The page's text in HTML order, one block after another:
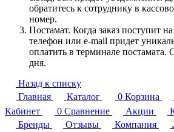
обратитесь к сотруднику в
номер.
Постамат. Когда заказ поступит
телефон или e-mail придет
оплатить в терминале
дня.
Назад к списку
Главная
Каталог 0 Корзина
Кабинет
0 Сравнение Акции
Бренды
Отзывы Компания